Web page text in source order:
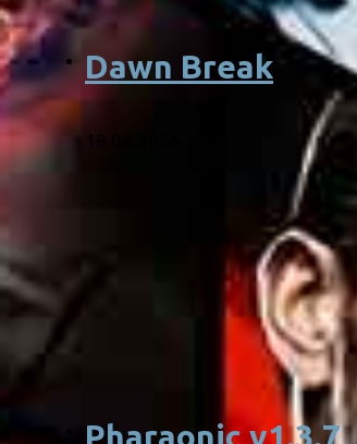
Dawn Break
18.04.2026
Pharaonic v1.3.7